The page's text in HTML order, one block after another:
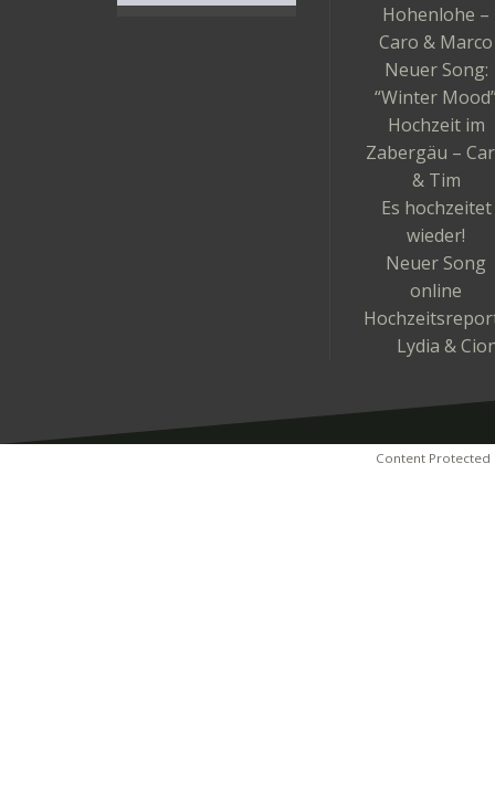
Hohenlohe –
Caro & Marco
Neuer Song:
“Winter
Hochzeit im
Zabergäu –
& Tim
Es hochzeitet
wieder!
Neuer Song
online
Lydia &
Content Protected